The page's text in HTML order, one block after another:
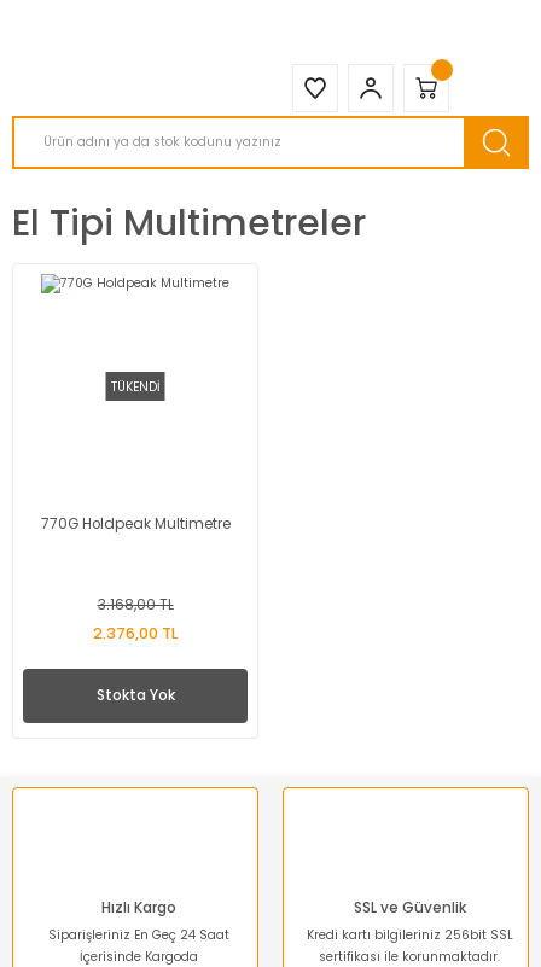
El Tipi Multimetreler
TÜKENDİ
770G Holdpeak Multimetre
3.168,00 TL
2.376,00 TL
Stokta Yok
Hızlı Kargo
Siparişleriniz En Geç 24 Saat
İçerisinde Kargoda
SSL ve Güvenlik
Kredi kartı bilgileriniz 256bit SSL
sertifikası ile korunmaktadır.